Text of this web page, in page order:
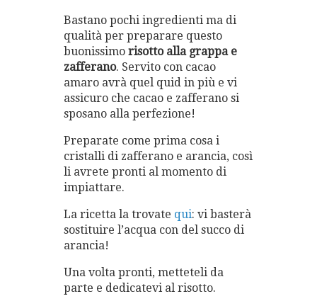
Bastano pochi ingredienti ma di
qualità per preparare questo
buonissimo risotto alla grappa e
zafferano. Servito con cacao
amaro avrà quel quid in più e vi
assicuro che cacao e zafferano si
sposano alla perfezione!
Preparate come prima cosa i
cristalli di zafferano e arancia, così
li avrete pronti al momento di
impiattare.
La ricetta la trovate qui: vi basterà
sostituire l’acqua con del succo di
arancia!
Una volta pronti, metteteli da
parte e dedicatevi al risotto.